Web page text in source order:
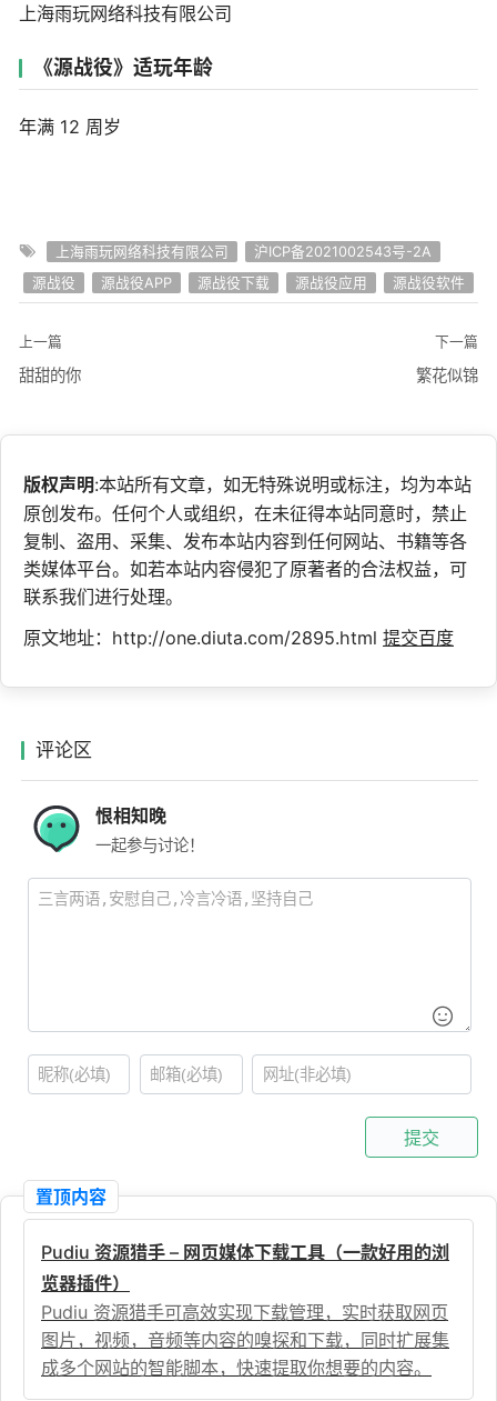
上海雨玩网络科技有限公司
《源战役》适玩年龄
年满 12 周岁
上海雨玩网络科技有限公司
沪ICP备2021002543号-2A
源战役
源战役APP 源战役下载 源战役应用 源战役软件
上一篇
甜甜的你
下一篇
繁花似锦
版权声明:本站所有文章，如无特殊说明或标注，均为本站
原创发布。任何个人或组织，在未征得本站同意时，禁止
复制、盗用、采集、发布本站内容到任何网站、书籍等各
类媒体平台。如若本站内容侵犯了原著者的合法权益，可
联系我们进行处理。
原文地址：http://one.diuta.com/2895.html 提交百度
评论区
恨相知晚
一起参与讨论！
提交
置顶内容
Pudiu 资源猎手 – 网页媒体下载工具（一款好用的浏
览器插件）
Pudiu 资源猎手可高效实现下载管理，实时获取网页
图片，视频，音频等内容的嗅探和下载，同时扩展集
成多个网站的智能脚本，快速提取你想要的内容。